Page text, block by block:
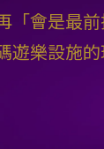
「會是最
樂設施的